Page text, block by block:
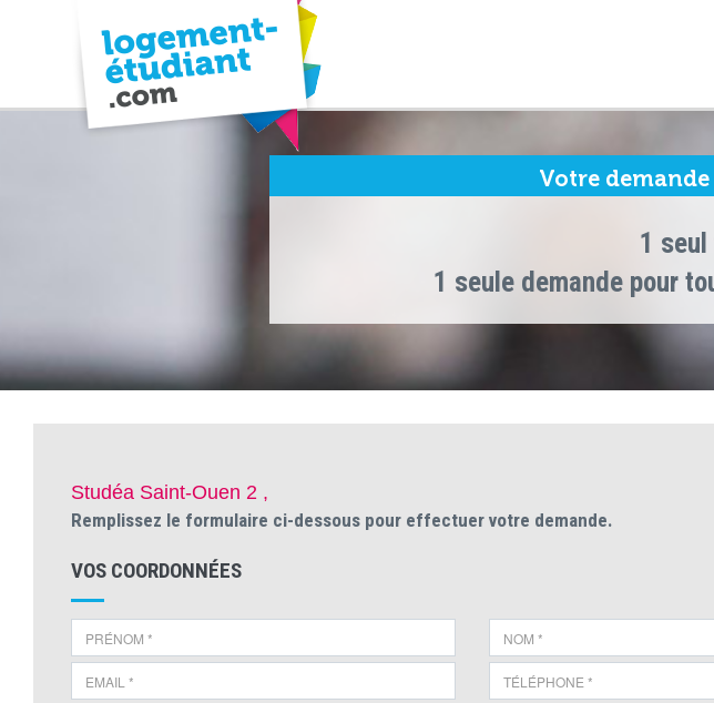
Votre
1
1 seule demande pour
Studéa Saint-Ouen 2 ,
Remplissez le formulaire ci-dessous pour effectuer votre demande.
VOS COORDONNÉES